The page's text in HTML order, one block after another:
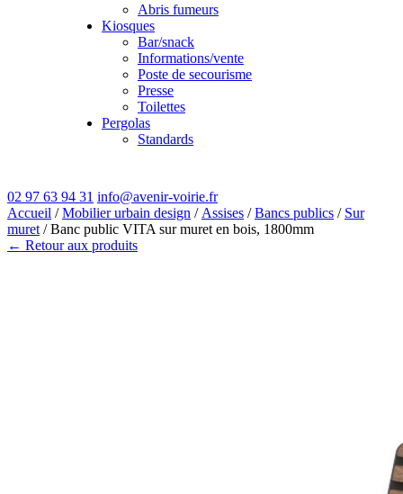
Abris fumeurs
Kiosques
Bar/snack
Informations/vente
Poste de secourisme
Presse
Toilettes
Pergolas
Standards
02 97 63 94 31 info@avenir-voirie.fr
Accueil /Mobilier urbain design / Assises /Bancs publics / Sur
muret / Banc public VITA sur muret en bois, 1800mm
← Retour aux produits